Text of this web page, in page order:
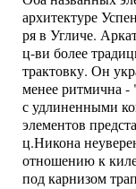
архитектуре
ря в Угличе.
ц-ви более
трактовку. Он
менее ритмична -
с удлиненными
элементов
ц.Никона
отношению к
под карнизом